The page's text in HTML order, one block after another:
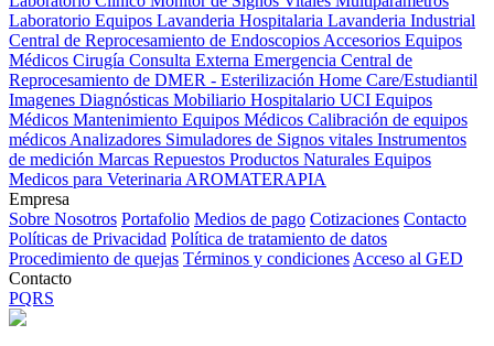
Laboratorio Equipos Lavanderia Hospitalaria Lavanderia Industrial
Central de Reprocesamiento de Endoscopios Accesorios Equipos
Médicos Cirugía Consulta Externa Emergencia Central de
Reprocesamiento de DMER - Esterilización Home Care/Estudiantil
Imagenes Diagnósticas Mobiliario Hospitalario UCI Equipos
Médicos Mantenimiento Equipos Médicos Calibración de equipos
médicos Analizadores Simuladores de Signos vitales Instrumentos
de medición Marcas Repuestos Productos Naturales Equipos
Medicos para Veterinaria AROMATERAPIA
Empresa
Sobre Nosotros Portafolio Medios de pago Cotizaciones Contacto
Políticas de Privacidad Política de tratamiento de datos
Procedimiento de quejas Términos y condiciones Acceso al GED
Contacto
PQRS